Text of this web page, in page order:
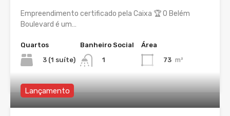
Empreendimento certificado pela Caixa 🏆 O Belém
Boulevard é um…
Quartos
3 (1 suíte)
Banheiro Social
1
Área
73 m²
Lançamento